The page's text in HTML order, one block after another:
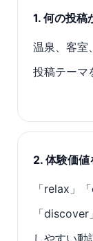
1. 何の投稿
温泉、客室
投稿テーマ
2. 体験価値
「relax」
「